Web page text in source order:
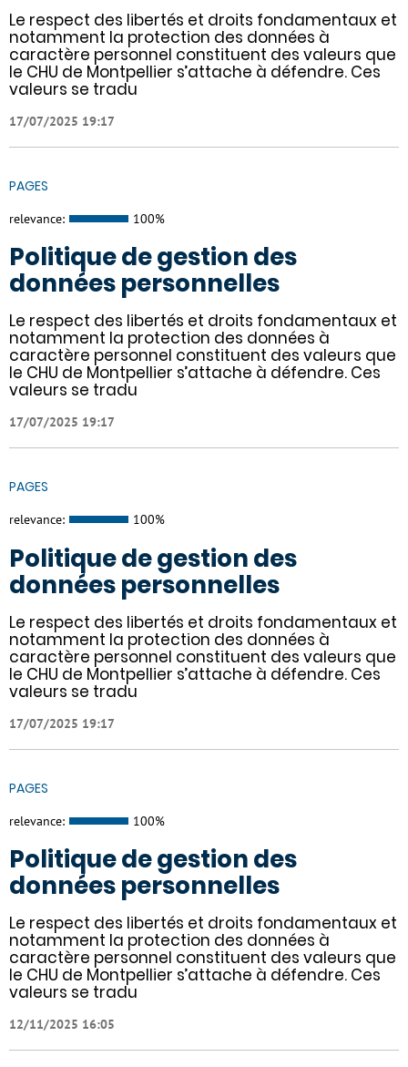
Le respect des libertés et droits fondamentaux et
notamment la protection des données à
caractère personnel constituent des valeurs que
le CHU de Montpellier s’attache à défendre. Ces
valeurs se tradu
17/07/2025 19:17
PAGES
relevance: 100%
Politique de gestion des
données personnelles
Le respect des libertés et droits fondamentaux et
notamment la protection des données à
caractère personnel constituent des valeurs que
le CHU de Montpellier s’attache à défendre. Ces
valeurs se tradu
17/07/2025 19:17
PAGES
relevance: 100%
Politique de gestion des
données personnelles
Le respect des libertés et droits fondamentaux et
notamment la protection des données à
caractère personnel constituent des valeurs que
le CHU de Montpellier s’attache à défendre. Ces
valeurs se tradu
17/07/2025 19:17
PAGES
relevance: 100%
Politique de gestion des
données personnelles
Le respect des libertés et droits fondamentaux et
notamment la protection des données à
caractère personnel constituent des valeurs que
le CHU de Montpellier s’attache à défendre. Ces
valeurs se tradu
12/11/2025 16:05